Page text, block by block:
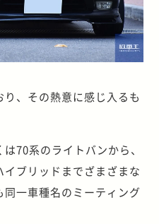
、その熱意に感じ入るも
70系のライトバンから、
ブリッドまでざまざまな
一車種名のミーティング